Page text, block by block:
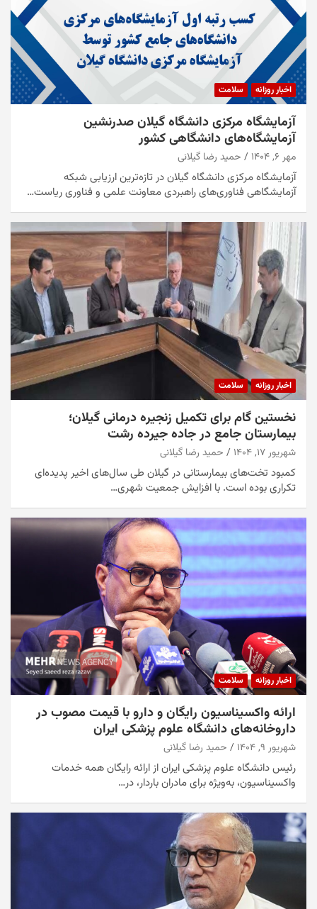
اخبار روزانه سلامت
آزمایشگاه مرکزی دانشگاه گیلان صدرنشین
آزمایشگاه‌های دانشگاهی کشور
مهر ۶, ۱۴۰۴ حمید رضا گیلانی
آزمایشگاه مرکزی دانشگاه گیلان در تازه‌ترین ارزیابی شبکه
آزمایشگاهی فناوری‌های راهبردی معاونت علمی و فناوری ریاست…
اخبار روزانه سلامت
نخستین گام برای تکمیل زنجیره درمانی گیلان؛
بیمارستان جامع در جاده جیرده رشت
شهریور ۱۷, ۱۴۰۴ حمید رضا گیلانی
کمبود تخت‌های بیمارستانی در گیلان طی سال‌های اخیر پدیده‌ای
تکراری بوده است. با افزایش جمعیت شهری…
اخبار روزانه سلامت
ارائه واکسیناسیون رایگان و دارو با قیمت مصوب در
داروخانه‌های دانشگاه علوم پزشکی ایران
شهریور ۹, ۱۴۰۴ حمید رضا گیلانی
رئیس دانشگاه علوم پزشکی ایران از ارائه رایگان همه خدمات
واکسیناسیون، به‌ویژه برای مادران باردار، در…